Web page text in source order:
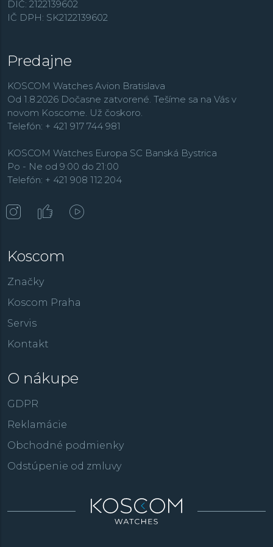
koliesok a v modernej dobe sa ako jedna z mála
častejšie sa ale tiež obzerá do svojej slávnej minulosti, a
tak je dnes jej katalóg plný moderných interpretácií
legendárnych modelov. Ponuku potápačských hodiniek
s vodotesnosťou od 20 ATM ponúka kolekcia
Aquaracer
DIČ: 2122139602
IČ DPH: SK2122139602
Predajne
KOSCOM Watches Avion Bratislava
Od 1.8.2026 Dočasne zatvorené. Tešíme sa na Vás v
novom Koscome. Už čoskoro.
Telefón: + 421 917 744 981
KOSCOM Watches Europa SC Banská Bystrica
Po - Ne od 9:00 do 21:00
Telefón: + 421 908 112 204
Koscom
Značky
Koscom Praha
Servis
Kontakt
O nákupe
GDPR
Reklamácie
Obchodné podmienky
Odstúpenie od zmluvy